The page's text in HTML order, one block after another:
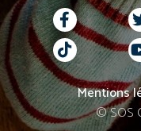
Mentions
© SOS